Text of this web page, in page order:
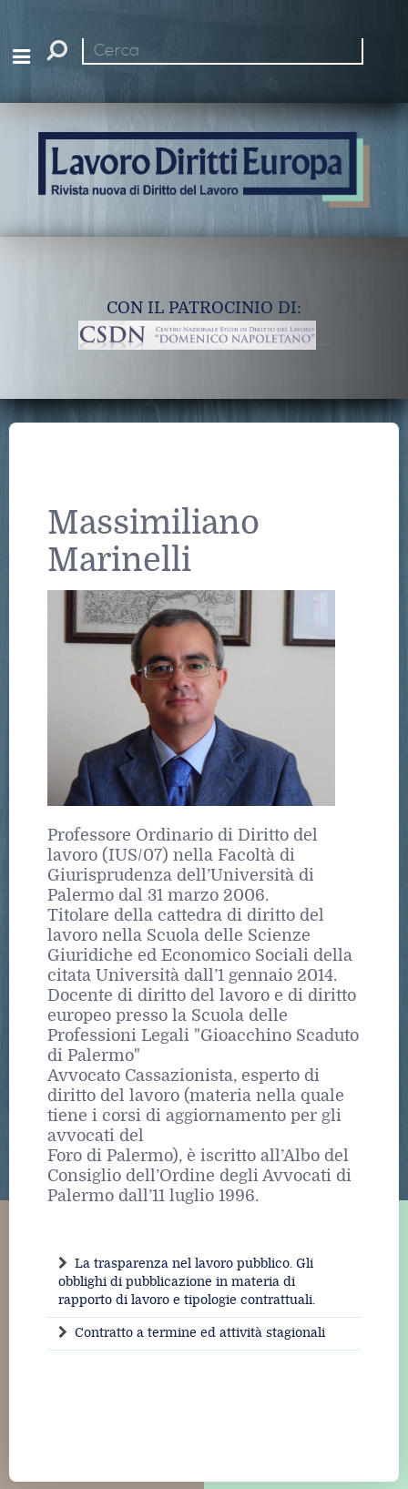
Cerca
CON IL PATROCINIO DI:
Massimiliano
Marinelli
Professore Ordinario di Diritto del
lavoro (IUS/07) nella Facoltà di
Giurisprudenza dell’Università di
Palermo dal 31 marzo 2006.
Titolare della cattedra di diritto del
lavoro nella Scuola delle Scienze
Giuridiche ed Economico Sociali della
citata Università dall’1 gennaio 2014.
Docente di diritto del lavoro e di diritto
europeo presso la Scuola delle
Professioni Legali "Gioacchino Scaduto
di Palermo"
Avvocato Cassazionista, esperto di
diritto del lavoro (materia nella quale
tiene i corsi di aggiornamento per gli
avvocati del
Foro di Palermo), è iscritto all’Albo del
Consiglio dell’Ordine degli Avvocati di
Palermo dall’11 luglio 1996.
La trasparenza nel lavoro pubblico. Gli
obblighi di pubblicazione in materia di
rapporto di lavoro e tipologie contrattuali.
Contratto a termine ed attività stagionali